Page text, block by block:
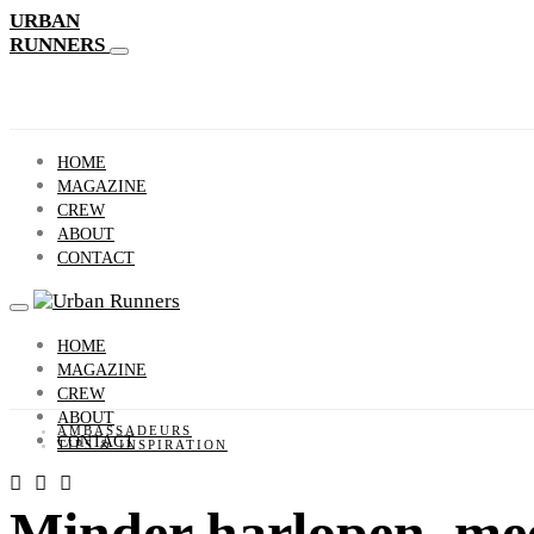
URBAN
RUNNERS
HOME
MAGAZINE
CREW
ABOUT
CONTACT
HOME
MAGAZINE
CREW
ABOUT
CONTACT
AMBASSADEURS
TIPS & INSPIRATION